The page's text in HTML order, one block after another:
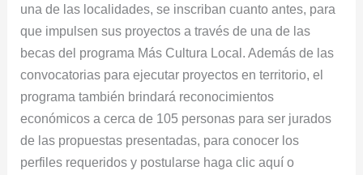
una de las localidades, se inscriban cuanto antes, para
que impulsen sus proyectos a través de una de las
becas del programa Más Cultura Local. Además de las
convocatorias para ejecutar proyectos en territorio, el
programa también brindará reconocimientos
económicos a cerca de 105 personas para ser jurados
de las propuestas presentadas, para conocer los
perfiles requeridos y postularse haga clic aquí o